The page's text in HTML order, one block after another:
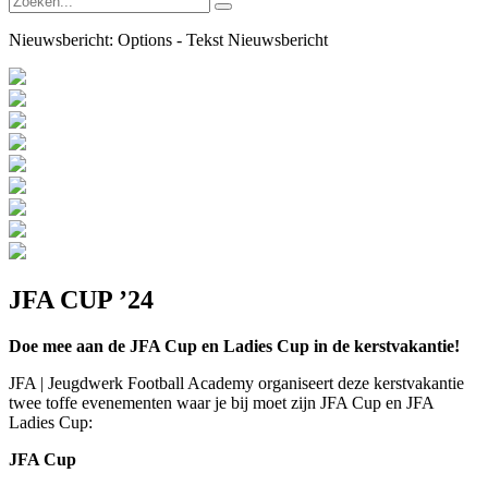
Nieuwsbericht: Options - Tekst Nieuwsbericht
JFA CUP ’24
Doe mee aan de JFA Cup en Ladies Cup in de kerstvakantie!
JFA | Jeugdwerk Football Academy organiseert deze kerstvakantie
twee toffe evenementen waar je bij moet zijn JFA Cup en JFA
Ladies Cup:
JFA Cup